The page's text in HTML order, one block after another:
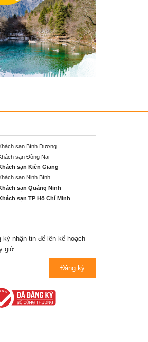
sạn Bình Dương
sạn Đồng Nai
sạn Kiên Giang
sạn Ninh Bình
sạn Quảng Ninh
sạn TP Hồ Chí Minh
ký nhận tin để lên kế hoạch
giờ:
Đăng ký